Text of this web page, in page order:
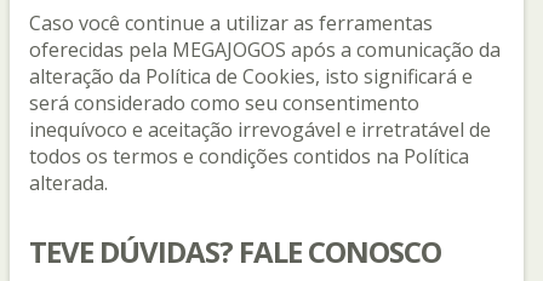
Caso você continue a utilizar as ferramentas
oferecidas pela MEGAJOGOS após a comunicação da
alteração da Política de Cookies, isto significará e
será considerado como seu consentimento
inequívoco e aceitação irrevogável e irretratável de
todos os termos e condições contidos na Política
alterada.
TEVE DÚVIDAS? FALE CONOSCO